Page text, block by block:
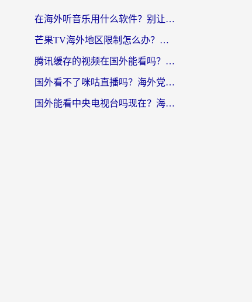
在海外听音乐用什么软件？别让地域限制断了你的华语歌单
芒果TV海外地区限制怎么办？海外党追剧看片的实用加速器选择指南
腾讯缓存的视频在国外能看吗？海外党追剧看片的终极解决方案
国外看不了咪咕直播吗？海外党追剧看片的加速器选择指南
国外能看中央电视台吗现在？海外党追剧看央视的实用指南